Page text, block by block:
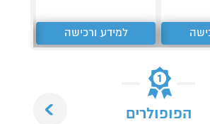
למידע ורכישה
הפופולרים